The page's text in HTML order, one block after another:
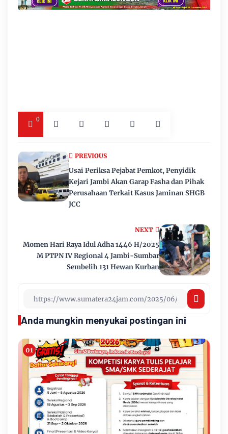
0
NEXT
Momen Hari Raya Idul Adha 1446 H/2025
M PTPN IV Regional 4 Jambi-Sumbar
Sembelih 131 Hewan Kurban
PREVIOUS
Usai Periksa Pejabat Pemkot, Penyidik
Kejari Jambi Akan Garap Fasha dan Pihak
Perusahaan Terkait Kasus Jaminan SHGB
JCC
Anda mungkin menyukai postingan ini